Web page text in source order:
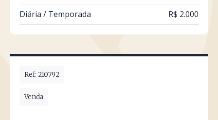
Diária / Temporada
R$ 2.000
Ref: 210792
Venda